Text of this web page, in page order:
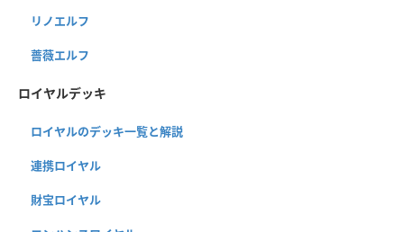
リノエルフ
薔薇エルフ
ロイヤルデッキ
ロイヤルのデッキ一覧と解説
連携ロイヤル
財宝ロイヤル